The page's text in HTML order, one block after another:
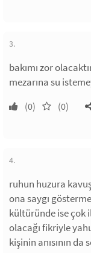
3.
bakımı zor
mezarına su
(0) (0)
4.
ruhun huzura
ona saygı
kültüründe ise çok
olacağı fikriyle
kişinin anısının